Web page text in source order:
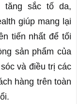
tăng sắc tố da,
giúp mang lại
tiến nhất để tối
sản phẩm của
và điều trị các
hàng trên toàn